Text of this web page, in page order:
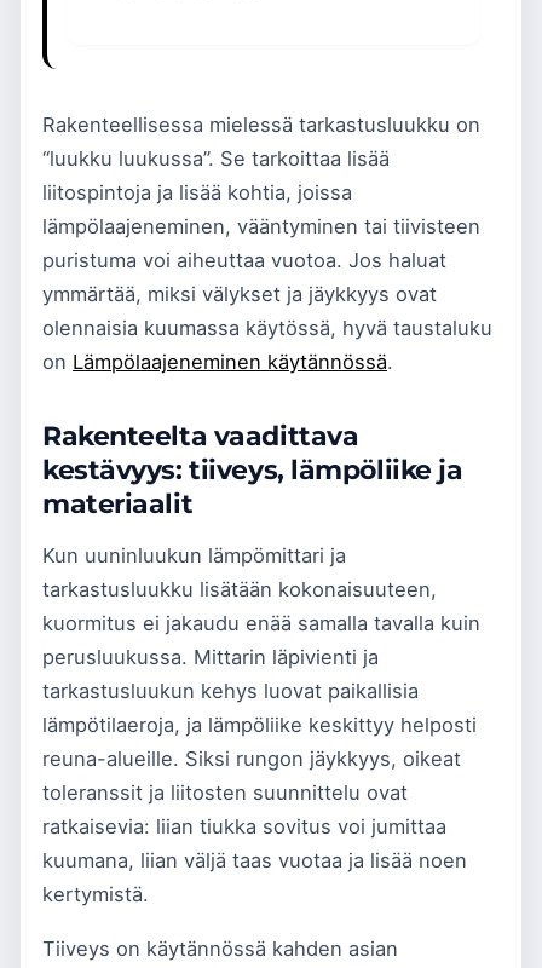
Rakenteellisessa mielessä tarkastusluukku on
“luukku luukussa”. Se tarkoittaa lisää
liitospintoja ja lisää kohtia, joissa
lämpölaajeneminen, vääntyminen tai tiivisteen
puristuma voi aiheuttaa vuotoa. Jos haluat
ymmärtää, miksi välykset ja jäykkyys ovat
olennaisia kuumassa käytössä, hyvä taustaluku
on Lämpölaajeneminen käytännössä.
Rakenteelta vaadittava
kestävyys: tiiveys, lämpöliike ja
materiaalit
Kun uuninluukun lämpömittari ja
tarkastusluukku lisätään kokonaisuuteen,
kuormitus ei jakaudu enää samalla tavalla kuin
perusluukussa. Mittarin läpivienti ja
tarkastusluukun kehys luovat paikallisia
lämpötilaeroja, ja lämpöliike keskittyy helposti
reuna-alueille. Siksi rungon jäykkyys, oikeat
toleranssit ja liitosten suunnittelu ovat
ratkaisevia: liian tiukka sovitus voi jumittaa
kuumana, liian väljä taas vuotaa ja lisää noen
kertymistä.
Tiiveys on käytännössä kahden asian